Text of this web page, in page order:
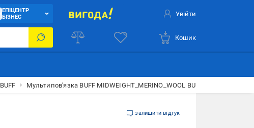
ЕПІЦЕНТР
БІЗНЕС
Увійти
Кошик
BUFF Мультипов'язка BUFF MIDWEIGHT_MERINO_WOOL BU 113022.933.10.00
залишити відгук